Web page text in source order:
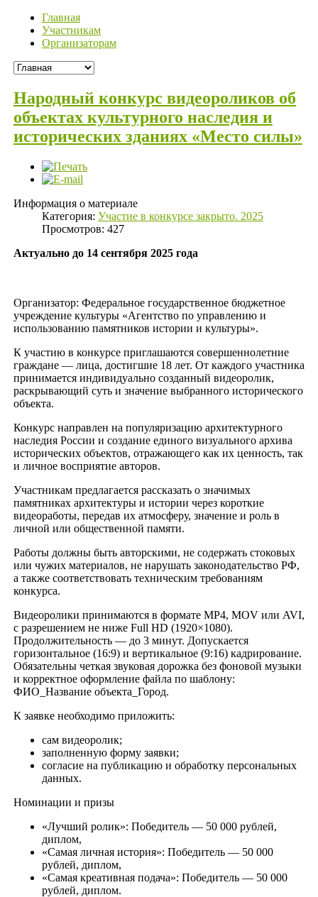
Главная
Участникам
Организаторам
Народный конкурс видеороликов об
объектах культурного наследия и
исторических зданиях «Место силы»
Информация о материале
Категория: Участие в конкурсе закрыто. 2025
Просмотров: 427
Актуально до 14 сентября 2025 года
Организатор: Федеральное государственное бюджетное
учреждение культуры «Агентство по управлению и
использованию памятников истории и культуры».
К участию в конкурсе приглашаются совершеннолетние
граждане — лица, достигшие 18 лет. От каждого участника
принимается индивидуально созданный видеоролик,
раскрывающий суть и значение выбранного исторического
объекта.
Конкурс направлен на популяризацию архитектурного
наследия России и создание единого визуального архива
исторических объектов, отражающего как их ценность, так
и личное восприятие авторов.
Участникам предлагается рассказать о значимых
памятниках архитектуры и истории через короткие
видеоработы, передав их атмосферу, значение и роль в
личной или общественной памяти.
Работы должны быть авторскими, не содержать стоковых
или чужих материалов, не нарушать законодательство РФ,
а также соответствовать техническим требованиям
конкурса.
Видеоролики принимаются в формате MP4, MOV или AVI,
с разрешением не ниже Full HD (1920×1080).
Продолжительность — до 3 минут. Допускается
горизонтальное (16:9) и вертикальное (9:16) кадрирование.
Обязательны четкая звуковая дорожка без фоновой музыки
и корректное оформление файла по шаблону:
ФИО_Название объекта_Город.
К заявке необходимо приложить:
сам видеоролик;
заполненную форму заявки;
согласие на публикацию и обработку персональных
данных.
Номинации и призы
«Лучший ролик»: Победитель — 50 000 рублей,
диплом,
«Самая личная история»: Победитель — 50 000
рублей, диплом,
«Самая креативная подача»: Победитель — 50 000
рублей, диплом.